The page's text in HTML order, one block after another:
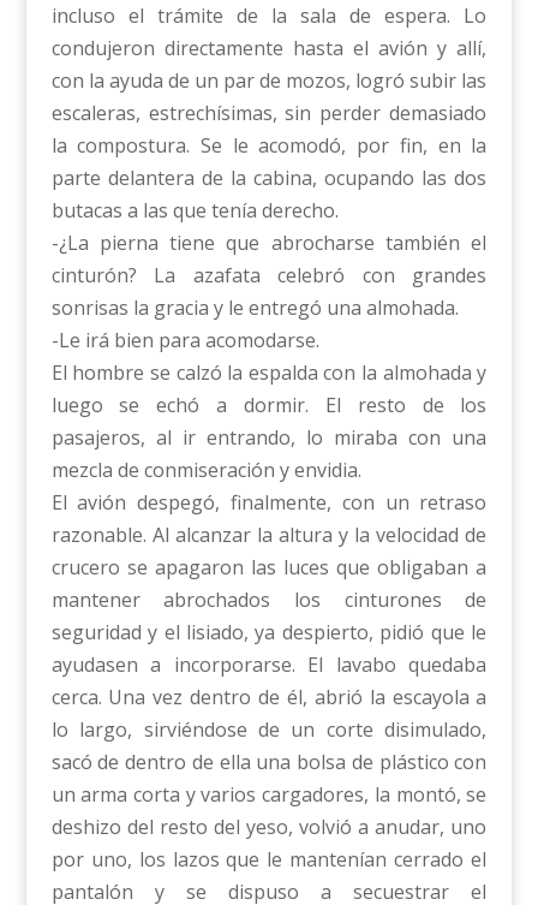
incluso el trámite de la sala de espera. Lo
condujeron directamente hasta el avión y allí,
con la ayuda de un par de mozos, logró subir las
escaleras, estrechísimas, sin perder demasiado
la compostura. Se le acomodó, por fin, en la
parte delantera de la cabina, ocupando las dos
butacas a las que tenía derecho.
-¿La pierna tiene que abrocharse también el
cinturón? La azafata celebró con grandes
sonrisas la gracia y le entregó una almohada.
-Le irá bien para acomodarse.
El hombre se calzó la espalda con la almohada y
luego se echó a dormir. El resto de los
pasajeros, al ir entrando, lo miraba con una
mezcla de conmiseración y envidia.
El avión despegó, finalmente, con un retraso
razonable. Al alcanzar la altura y la velocidad de
crucero se apagaron las luces que obligaban a
mantener abrochados los cinturones de
seguridad y el lisiado, ya despierto, pidió que le
ayudasen a incorporarse. El lavabo quedaba
cerca. Una vez dentro de él, abrió la escayola a
lo largo, sirviéndose de un corte disimulado,
sacó de dentro de ella una bolsa de plástico con
un arma corta y varios cargadores, la montó, se
deshizo del resto del yeso, volvió a anudar, uno
por uno, los lazos que le mantenían cerrado el
pantalón y se dispuso a secuestrar el